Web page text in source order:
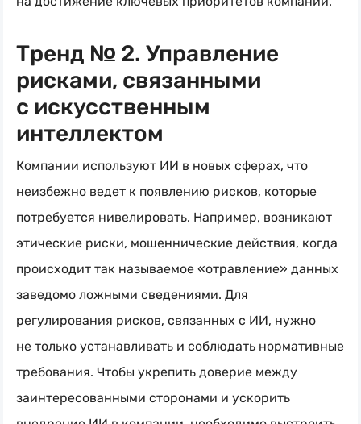
Тренд № 2. Управление
рисками, связанными
с искусственным
интеллектом
Компании используют ИИ в новых сферах, что
неизбежно ведет к появлению рисков, которые
потребуется нивелировать. Например, возникают
этические риски, мошеннические действия, когда
происходит так называемое «отравление» данных
заведомо ложными сведениями. Для
регулирования рисков, связанных с ИИ, нужно
не только устанавливать и соблюдать нормативные
требования. Чтобы укрепить доверие между
заинтересованными сторонами и ускорить